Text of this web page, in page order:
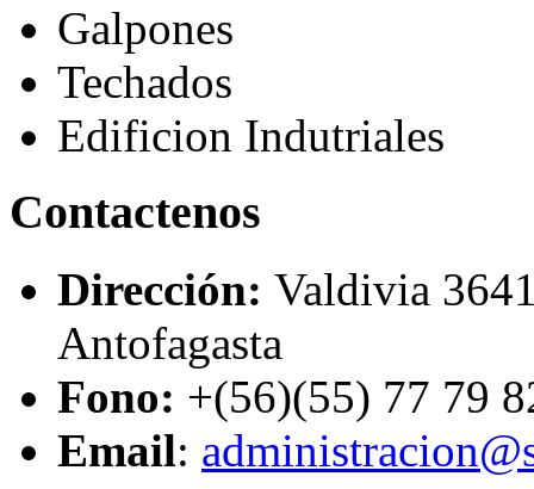
Galpones
Techados
Edificion Indutriales
Contactenos
Dirección: Valdivia
Antofagasta
Fono: +(56)(55) 77 79
Email: